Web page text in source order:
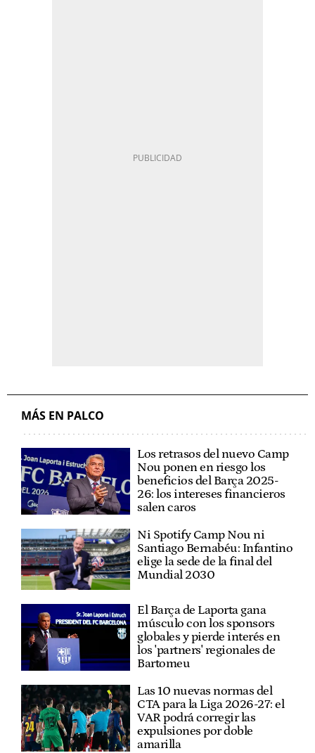
MÁS EN PALCO
Los retrasos del nuevo Camp
Nou ponen en riesgo los
beneficios del Barça 2025-
26: los intereses financieros
salen caros
Ni Spotify Camp Nou ni
Santiago Bernabéu: Infantino
elige la sede de la final del
Mundial 2030
El Barça de Laporta gana
músculo con los sponsors
globales y pierde interés en
los 'partners' regionales de
Bartomeu
Las 10 nuevas normas del
CTA para la Liga 2026-27: el
VAR podrá corregir las
expulsiones por doble
amarilla